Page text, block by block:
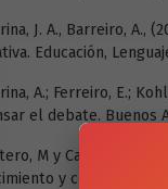
J. A., Barreiro, A.,
Educación,
A.; Ferreiro, E.;
el debate. Buenos
M y Castorina, J.,
y contenidos